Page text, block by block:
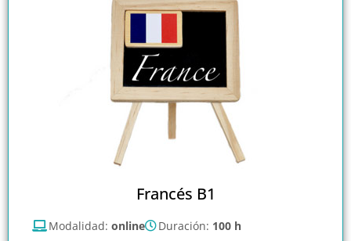
Francés B1
Modalidad: online Duración: 100 h